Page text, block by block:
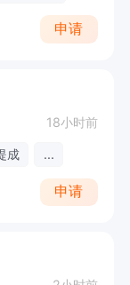
申请
18小时前
成 ...
申请